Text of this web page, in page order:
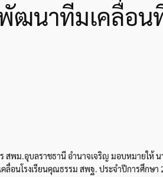
าทีมเคลื่อนที่
พม.อุบลราชธานี อำนาจเจริญ มอบหมายให้
ลื่อนโรงเรียนคุณธรรม สพฐ. ประจำปีการศึกษา